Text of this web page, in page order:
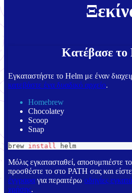
Κατέβασε το
Εγκαταστήστε το Helm με έναν
κατεβάστε ένα δυαδικό αρχείο.
Homebrew
Chocolatey
Scoop
Snap
brew install helm
Μόλις εγκατασταθεί, αποσυμπιέστε
προσθέστε το στο PATH σας και
έγγραφα για περαιτέρω οδηγίες
χρήσης.